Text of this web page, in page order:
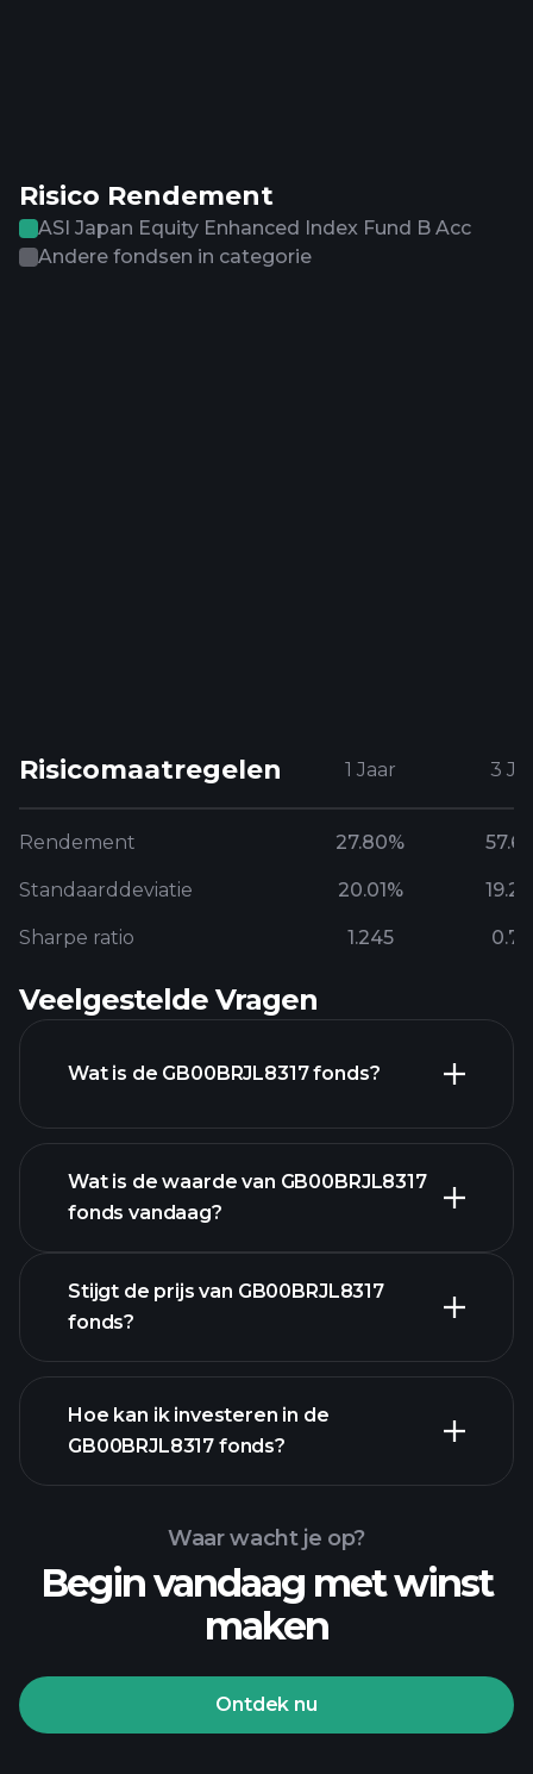
Risico Rendement
ASI Japan Equity Enhanced Index Fund B Acc
Andere fondsen in categorie
Risicomaatregelen 1 Jaar 3
Rendement 27.80%
Standaarddeviatie 20.01%
Sharpe ratio 1.245
Veelgestelde Vragen
Wat is de GB00BRJL8317 fonds?
Wat is de waarde van GB00BRJL8317
fonds vandaag?
geavanceerde grafiek
Stijgt de prijs van GB00BRJL8317
fonds?
GB00BRJL8317 fonds grafiek
Hoe kan ik investeren in de
GB00BRJL8317 fonds?
Waar wacht je op?
Begin vandaag met winst
maken
Ontdek nu